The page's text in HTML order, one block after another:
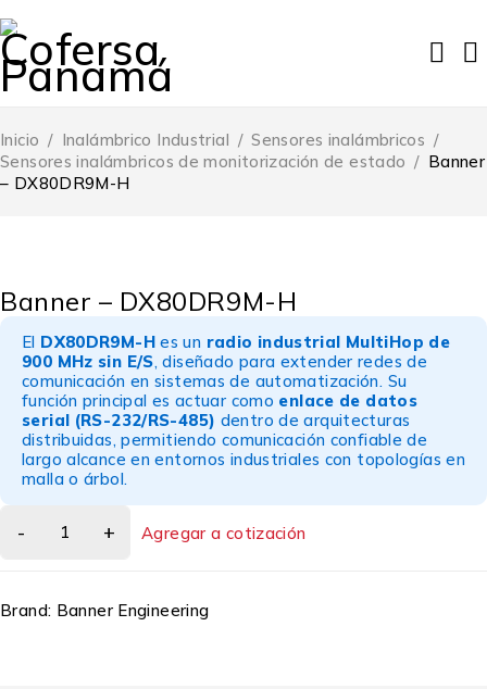
Inicio / Inalámbrico Industrial / Sensores inalámbricos /
Sensores inalámbricos de monitorización de estado / Banner
– DX80DR9M-H
Banner – DX80DR9M-H
El DX80DR9M-Hes un radio industrial MultiHop de
900 MHz sin E/S, diseñado para extender redes de
comunicación en sistemas de automatización. Su
función principal es actuar como enlace de datos
serial (RS-232/RS-485) dentro de arquitecturas
distribuidas, permitiendo comunicación confiable de
largo alcance en entornos industriales con topologías en
malla o árbol.
Agregar a cotización
Brand: Banner Engineering